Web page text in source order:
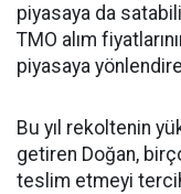
piyasaya da
TMO alım
piyasaya
Bu yıl rekoltenin
getiren Doğan,
teslim etmeyi